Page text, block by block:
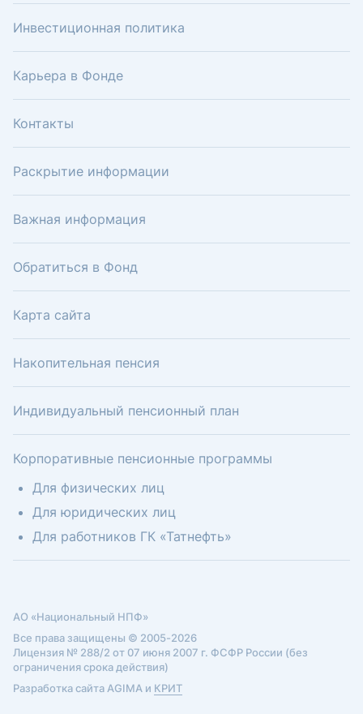
Инвестиционная политика
Карьера в Фонде
Контакты
Раскрытие информации
Важная информация
Обратиться в Фонд
Карта сайта
Накопительная пенсия
Индивидуальный пенсионный план
Корпоративные пенсионные программы
Для физических лиц
Для юридических лиц
Для работников ГК «Татнефть»
АО «Национальный НПФ»
Все права защищены © 2005-2026
Лицензия № 288/2 от 07 июня 2007 г. ФСФР России (без
ограничения срока действия)
Разработка сайта AGIMA и КРИТ